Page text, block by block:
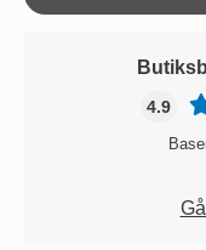
4.9